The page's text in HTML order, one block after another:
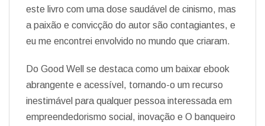
este livro com uma dose saudável de cinismo, mas
a paixão e convicção do autor são contagiantes, e
eu me encontrei envolvido no mundo que criaram.
Do Good Well se destaca como um baixar ebook
abrangente e acessível, tornando-o um recurso
inestimável para qualquer pessoa interessada em
empreendedorismo social, inovação e O banqueiro